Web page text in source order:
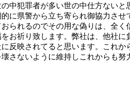
中犯罪者が多い世の中仕方ない
に県警から立ち寄られ御協力さ
られるのでその用な偽りは、全
お祈り致します。弊社は、他社
反映されてると思います。これ
さないように維持しこれからも